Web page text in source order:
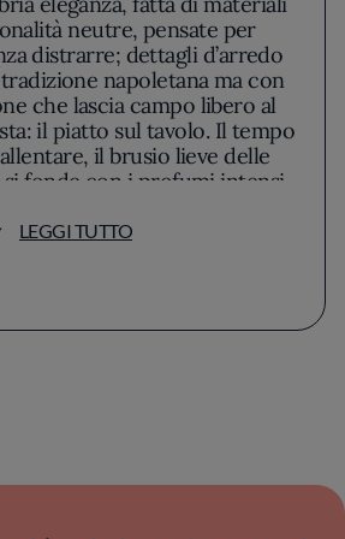
neutre, pensate per
distrarre; dettagli d’arredo
napoletana ma con
che lascia campo libero al
il piatto sul tavolo. Il tempo
il brusio lieve delle
si fonde con i profumi intensi
all’ascolto e alla scoperta.
fase della preparazione. La
di accogliere condimenti di
LEGGI TUTTO